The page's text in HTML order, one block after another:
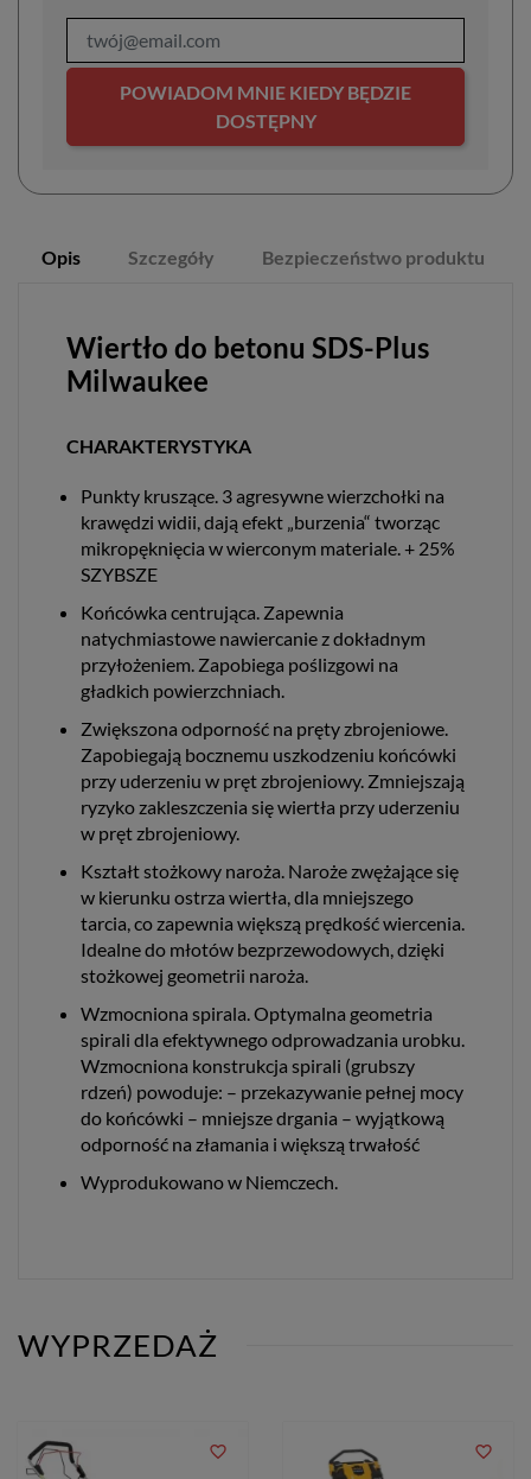
POWIADOM MNIE KIEDY BĘDZIE
DOSTĘPNY
Opis Szczegóły Bezpieczeństwo produktu
Wiertło do betonu SDS-Plus
Milwaukee
CHARAKTERYSTYKA
Punkty kruszące. 3 agresywne wierzchołki na
krawędzi widii, dają efekt „burzenia“ tworząc
mikropęknięcia w wierconym materiale. + 25%
SZYBSZE
Końcówka centrująca. Zapewnia
natychmiastowe nawiercanie z dokładnym
przyłożeniem. Zapobiega poślizgowi na
gładkich powierzchniach.
Zwiększona odporność na pręty zbrojeniowe.
Zapobiegają bocznemu uszkodzeniu końcówki
przy uderzeniu w pręt zbrojeniowy. Zmniejszają
ryzyko zakleszczenia się wiertła przy uderzeniu
w pręt zbrojeniowy.
Kształt stożkowy naroża. Naroże zwężające się
w kierunku ostrza wiertła, dla mniejszego
tarcia, co zapewnia większą prędkość wiercenia.
Idealne do młotów bezprzewodowych, dzięki
stożkowej geometrii naroża.
Wzmocniona spirala. Optymalna geometria
spirali dla efektywnego odprowadzania urobku.
Wzmocniona konstrukcja spirali (grubszy
rdzeń) powoduje: – przekazywanie pełnej mocy
do końcówki – mniejsze drgania – wyjątkową
odporność na złamania i większą trwałość
Wyprodukowano w Niemczech.
WYPRZEDAŻ
favorite_border favorite_border